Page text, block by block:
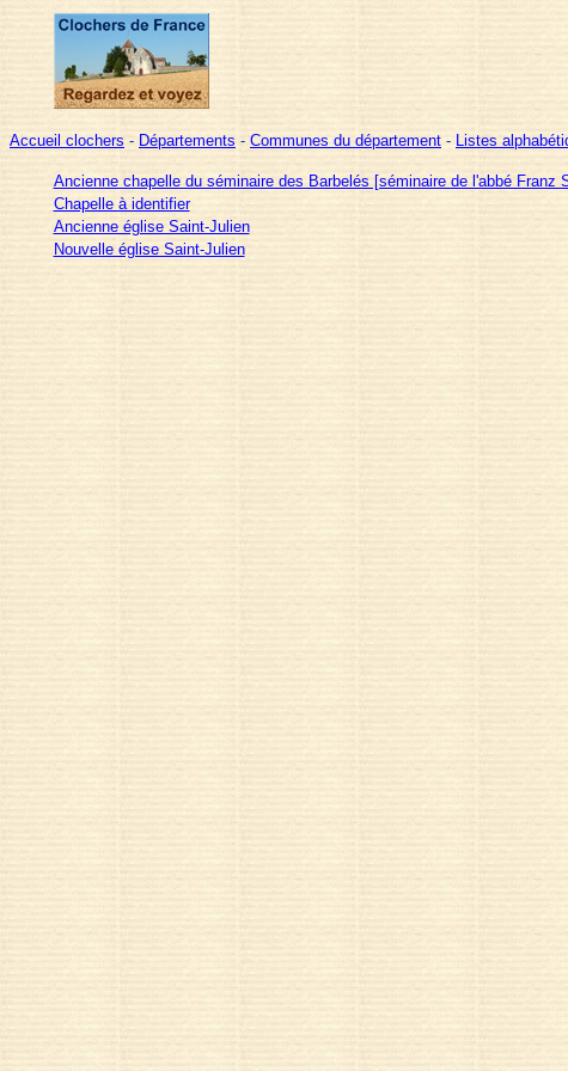
Accueil clochers - Départements - Communes du département - Listes
Ancienne chapelle du séminaire des Barbelés [séminaire de l'abbé Franz
Chapelle à identifier
Ancienne église Saint-Julien
Nouvelle église Saint-Julien